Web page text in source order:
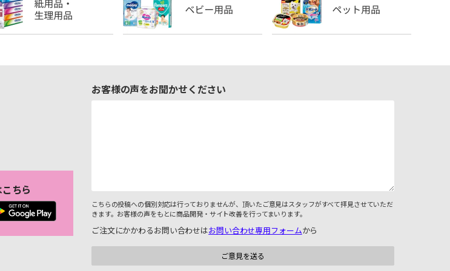
ちら
お客様の声をお聞かせください
こちらの投稿への個別対応は行っておりませんが、頂いたご意見はスタッフがすべて拝見させていただ
きます。お客様の声をもとに商品開発・サイト改善を行ってまいります。
ご注文にかかわるお問い合わせはお問い合わせ専用フォームから